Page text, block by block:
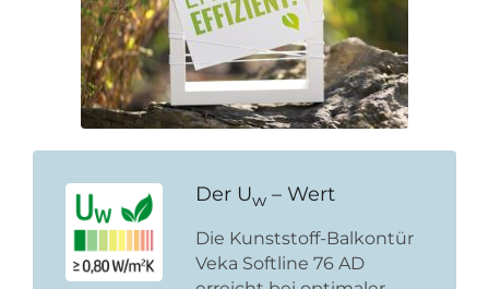
Der Uw – Wert
Die Kunststoff-Balkontür
Veka Softline 76 AD